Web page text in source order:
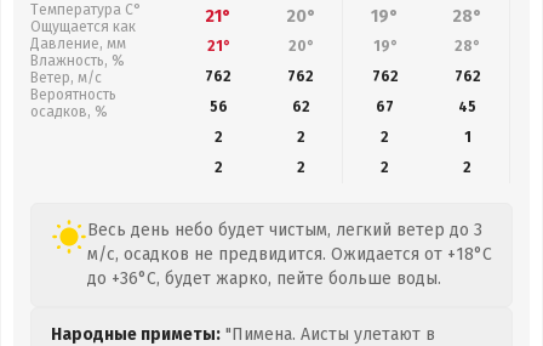
Температура С°
Ощущается как
Давление, мм
Влажность, %
Ветер, м/с
Вероятность
осадков, %
21° 20° 19° 28°
21° 20° 19° 28°
762
762 762 762
56
62 67
45
2
2 2
1
2
2 2 2
Весь день небо будет чистым, легкий ветер до 3
м/с, осадков не предвидится. Ожидается от +18°C
до +36°C, будет жарко, пейте больше воды.
Народные приметы: "Пимена. Аисты улетают в